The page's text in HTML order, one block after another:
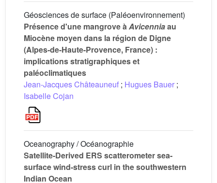
Géosciences de surface (Paléoenvironnement)
Présence d'une mangrove àAvicenniaau
Miocène moyen dans la région de Digne
(Alpes-de-Haute-Provence, France) :
implications stratigraphiques et
paléoclimatiques
Jean-Jacques Châteauneuf ; Hugues Bauer ;
Isabelle Cojan
Oceanography / Océanographie
Satellite-Derived ERS scatterometer sea-
surface wind-stress curl in the southwestern
Indian Ocean